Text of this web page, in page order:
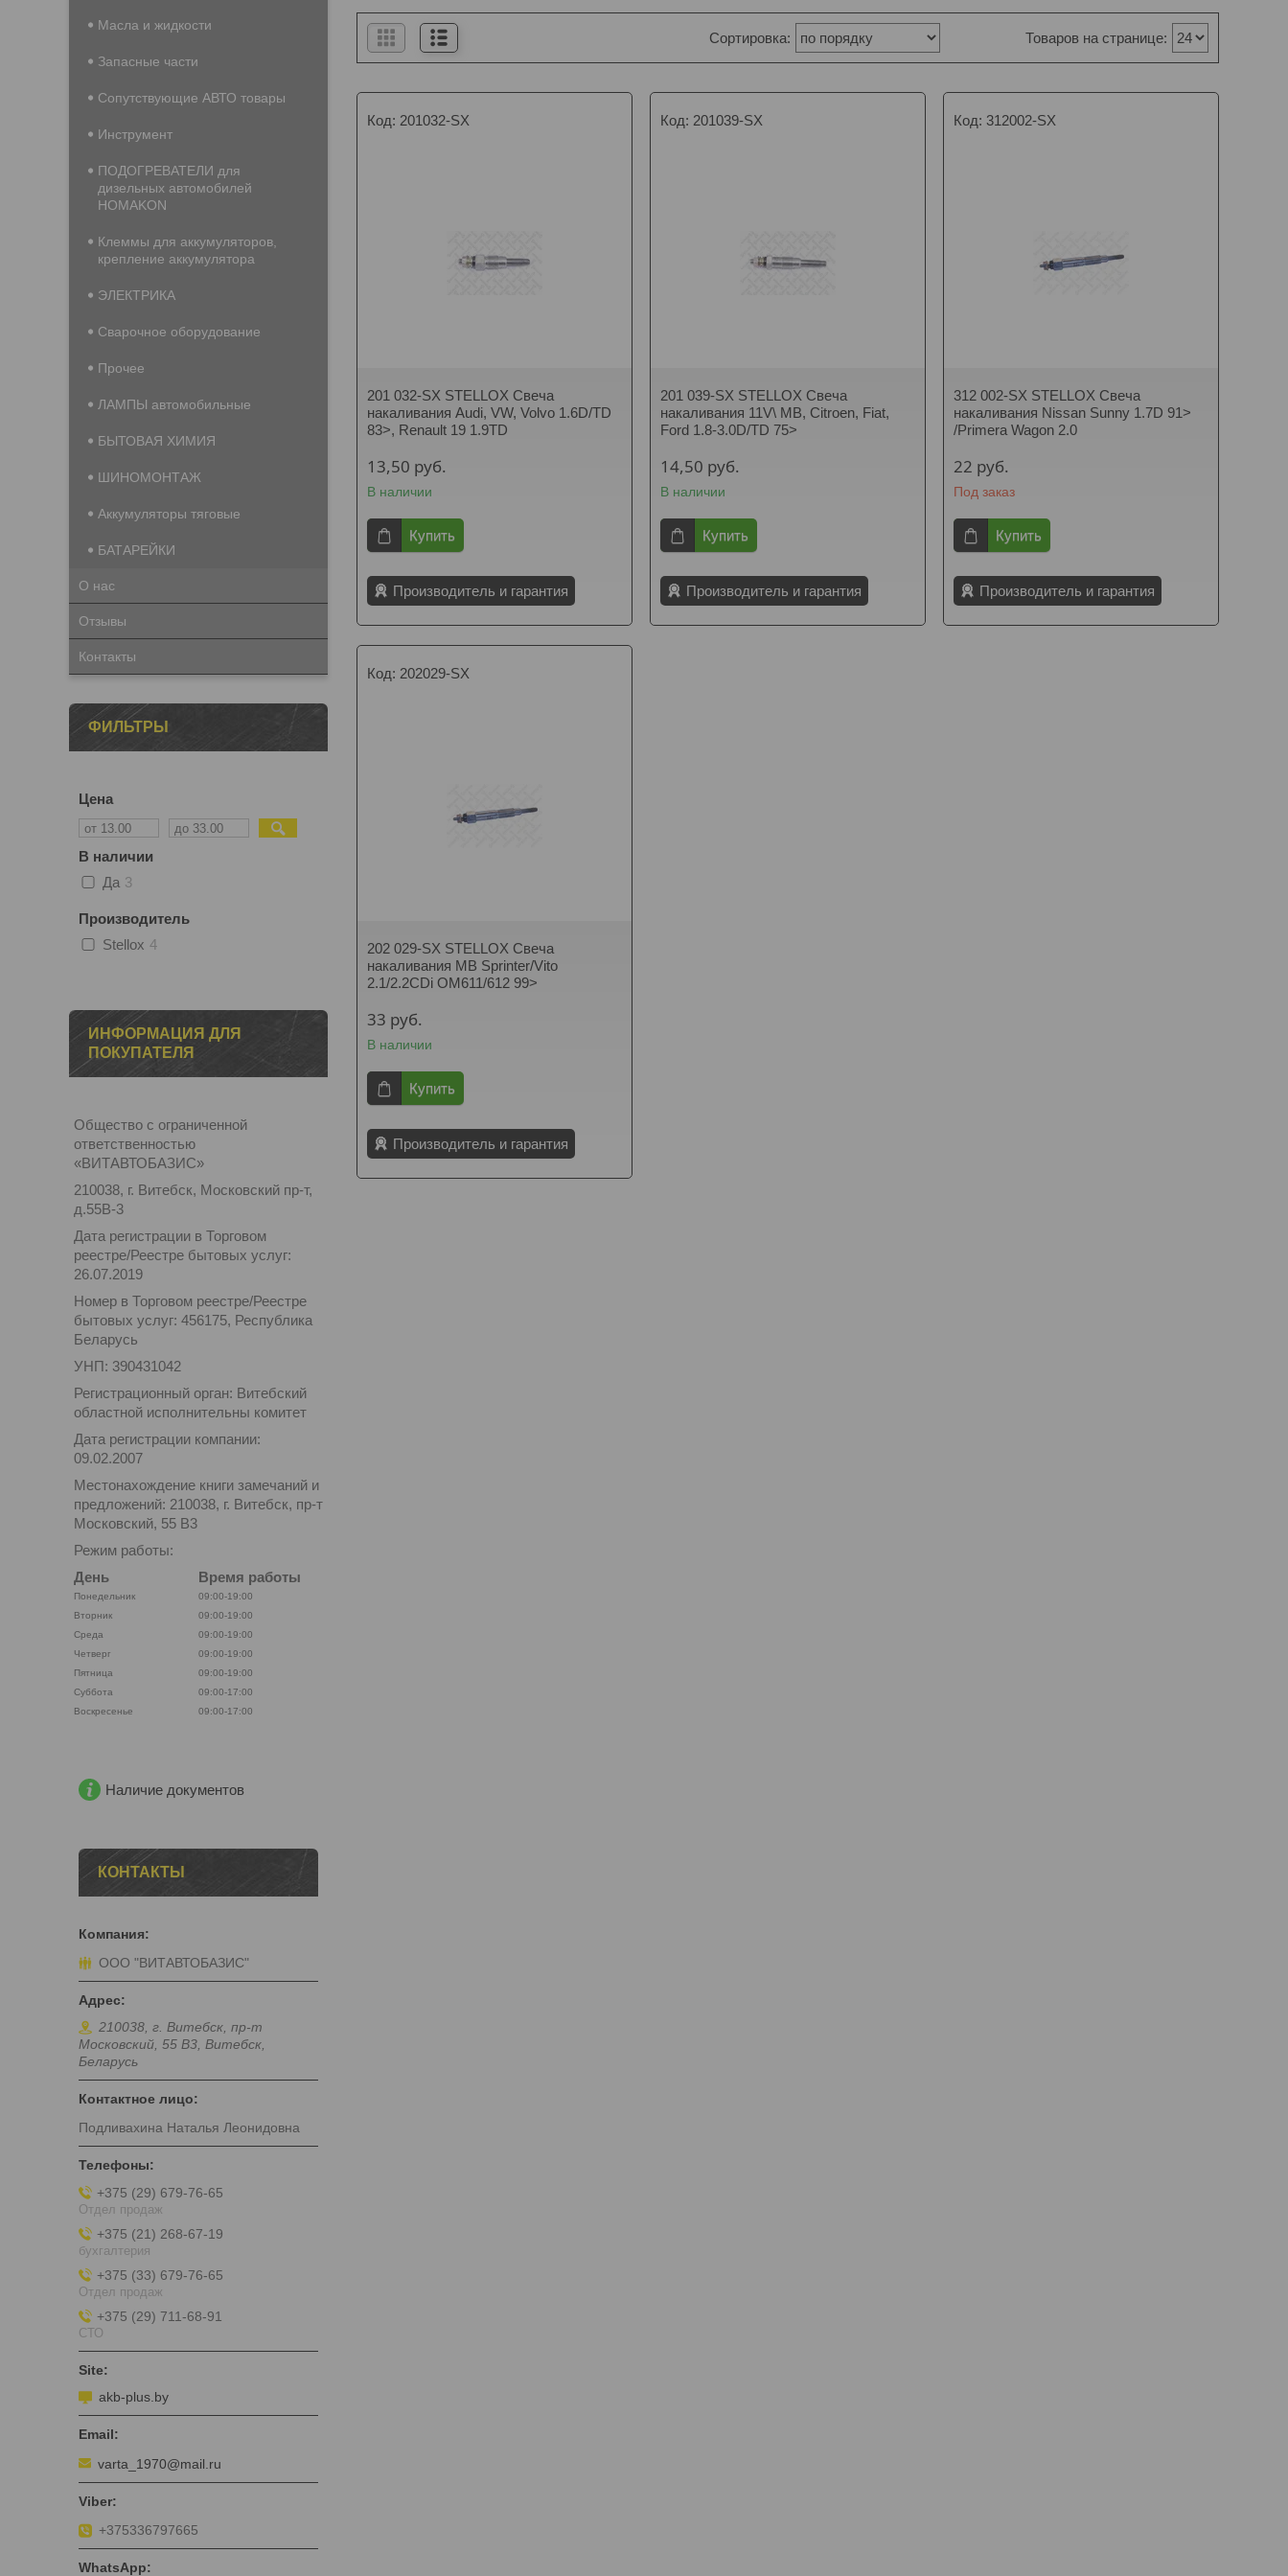
201032-SX
201 032-SX STELLOX Свеча
накаливания Audi, VW, Volvo 1.6D/TD
83>, Renault 19 1.9TD
13,50 руб.
В наличии
Купить
Производитель и гарантия
201039-SX
201 039-SX STELLOX Свеча
накаливания 11V\ MB, Citroen, Fiat,
Ford 1.8-3.0D/TD 75>
14,50 руб.
В наличии
Купить
Производитель и гарантия
312002-SX
312 002-SX STELLOX Свеча
накаливания Nissan Sunny 1.7D 91>
/Primera Wagon 2.0
22 руб.
Под заказ
Купить
Производитель и гарантия
202029-SX
202 029-SX STELLOX Свеча
накаливания MB Sprinter/Vito
2.1/2.2CDi OM611/612 99>
33 руб.
В наличии
Купить
Производитель и гарантия
Масла и жидкости
Запасные части
Сопутствующие АВТО товары
Инструмент
ПОДОГРЕВАТЕЛИ для
дизельных автомобилей
HOMAKON
Клеммы для аккумуляторов,
крепление аккумулятора
ЭЛЕКТРИКА
Сварочное оборудование
Прочее
ЛАМПЫ автомобильные
БЫТОВАЯ ХИМИЯ
ШИНОМОНТАЖ
Аккумуляторы тяговые
БАТАРЕЙКИ
О нас
Отзывы
Контакты
ФИЛЬТРЫ
Цена
В наличии
Да 3
Производитель
Stellox 4
ИНФОРМАЦИЯ ДЛЯ
ПОКУПАТЕЛЯ
Общество с ограниченной
ответственностью
«ВИТАВТОБАЗИС»
210038, г. Витебск, Московский пр-т,
д.55В-3
Дата регистрации в Торговом
реестре/Реестре бытовых услуг:
26.07.2019
Номер в Торговом реестре/Реестре
бытовых услуг: 456175, Республика
Беларусь
УНП: 390431042
Регистрационный орган: Витебский
областной исполнительны комитет
Дата регистрации компании:
09.02.2007
Местонахождение книги замечаний и
предложений: 210038, г. Витебск, пр-т
Московский, 55 B3
Режим работы:
День
Время работы
Понедельник
09:00-19:00
Вторник
09:00-19:00
Среда
09:00-19:00
Четверг
09:00-19:00
Пятница
09:00-19:00
Суббота
09:00-17:00
Воскресенье
09:00-17:00
Наличие документов
КОНТАКТЫ
ООО "ВИТАВТОБАЗИС"
210038, г. Витебск, пр-т
Московский, 55 B3, Витебск,
Беларусь
Подливахина Наталья Леонидовна
+375 (29) 679-76-65
Отдел продаж
+375 (21) 268-67-19
бухгалтерия
+375 (33) 679-76-65
Отдел продаж
+375 (29) 711-68-91
СТО
akb-plus.by
varta_1970@mail.ru
+375336797665